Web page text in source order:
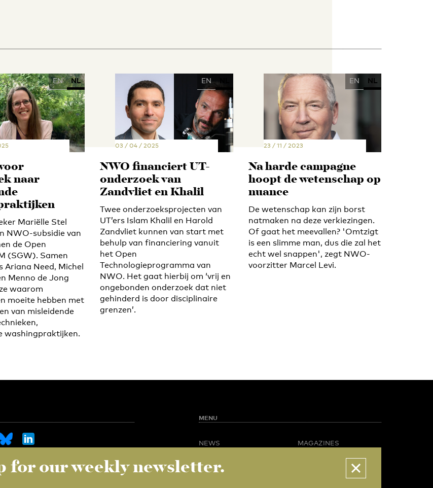
EN NL
naar
Mariëlle Stel
NWO-subsidie van
de Open
(SGW). Samen
Ariana Need, Michel
Menno de Jong
waarom
moeite hebben met
van misleidende
washingpraktijken.
EN
03 / 04 / 2025
NWO financiert UT-
onderzoek van
Zandvliet en Khalil
Twee onderzoeksprojecten van
UT’ers Islam Khalil en Harold
Zandvliet kunnen van start met
behulp van financiering vanuit
het Open
Technologieprogramma van
NWO. Het gaat hierbij om ‘vrij en
ongebonden onderzoek dat niet
gehinderd is door disciplinaire
grenzen’.
EN NL
23 / 11 / 2023
Na harde campagne
hoopt de wetenschap op
nuance
De wetenschap kan zijn borst
natmaken na deze verkiezingen.
Of gaat het meevallen? 'Omtzigt
is een slimme man, dus die zal het
echt wel snappen', zegt NWO-
voorzitter Marcel Levi.
Sign up for our weekly newsletter
MENU
NEWS
SPOTLIGHT
MAGAZINES
for our weekly newsletter.